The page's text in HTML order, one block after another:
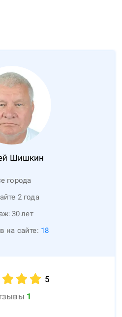
Шишкин
города
2 года
30лет
на сайте: 18
5
1